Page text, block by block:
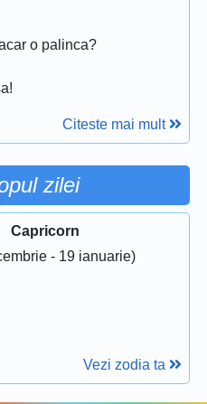
o palinca?
Citeste mai mult
zilei
Capricorn
- 19 ianuarie)
Vezi zodia ta